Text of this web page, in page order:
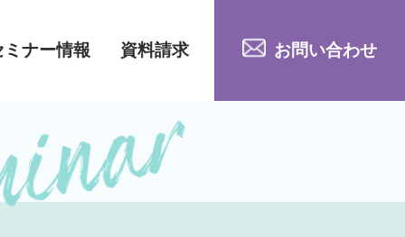
ミナー情報 資料請求 お問い合わせ